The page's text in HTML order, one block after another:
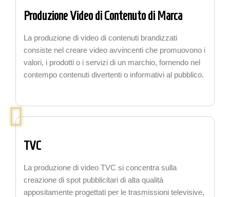
Produzione Video di Contenuto di Marca
La produzione di video di contenuti brandizzati
consiste nel creare video avvincenti che promuovono i
valori, i prodotti o i servizi di un marchio, fornendo nel
contempo contenuti divertenti o informativi al pubblico.
TVC
La produzione di video TVC si concentra sulla
creazione di spot pubblicitari di alta qualità
appositamente progettati per le trasmissioni televisive,